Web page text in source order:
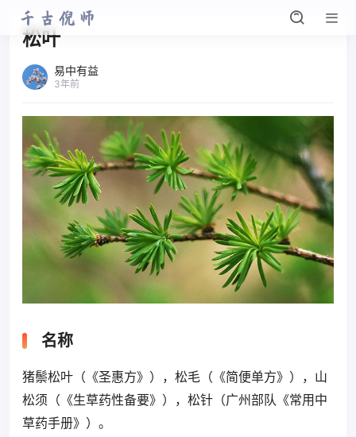
松叶
易中有益
3年前
名称
猪鬃松叶（《圣惠方》），松毛（《简便单方》），山
松须（《生草药性备要》），松针（广州部队《常用中
草药手册》）。